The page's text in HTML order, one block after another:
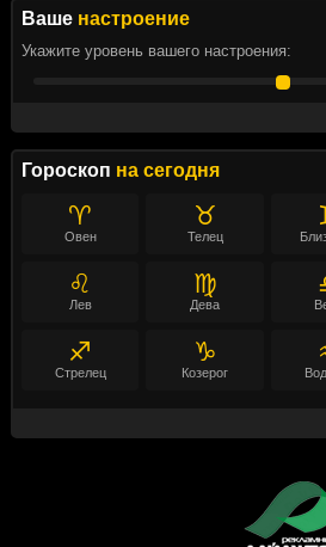
Ваше настроение
Укажите уровень вашего настроения:
Гороскоп на сегодня
♈
Овен
♉
Телец
♌
Лев
♍
Дева
♐
Стрелец
♑
Козерог